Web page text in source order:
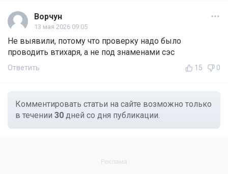
Ворчун
13 мая 2026 09:05
Не выявили, потому что проверку надо было
проводить втихаря, а не под знаменами сэс
Ответить 15 0
Комментировать статьи на сайте возможно только
в течении 30 дней со дня публикации.